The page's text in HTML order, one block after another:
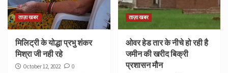
ताज़ा खबर
मिलिट्री के योद्धा प्रभु शंकर
मिश्रा जी नही रहे
October 12, 2022 0
ताज़ा खबर
ओवर हेड तार के नीचे हो रही है
जमीन की खरीद बिक्री
प्रशासन मौन